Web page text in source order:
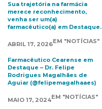
Sua trajetória na farmácia
merece reconhecimento,
venha ser um(a)
farmacêutico(a) em Destaque.
ABRIL 17, 2026EM "NOTÍCIAS"
Farmacêutico Cearense em
Destaque – Dr. Felipe
Rodrigues Magalhães de
Aguiar (@felipemagalhaaes)
MAIO 17, 2024EM "NOTÍCIAS"